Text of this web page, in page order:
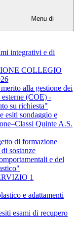
Menu di
integrativi e di
COLLEGIO
alla gestione dei
(COE) -
su richiesta"
esiti sondaggio e
Quinte A.S.
di formazione
sostanze
e del
1
e adattamenti
esami di recupero